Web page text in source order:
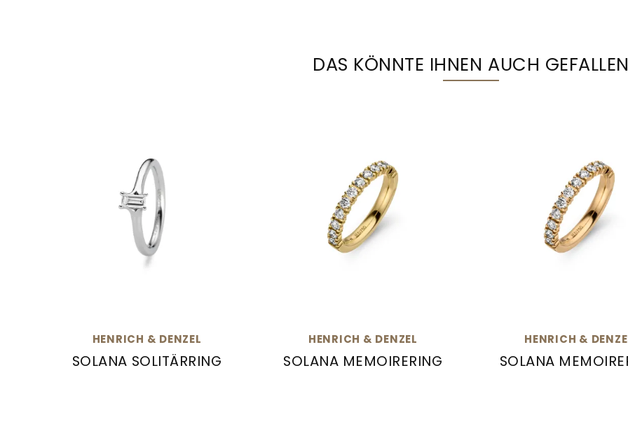
DAS KÖNNTE IHNEN AUCH GEFALLEN
HENRICH & DENZEL
SOLANA SOLITÄRRING
HENRICH & DENZEL
SOLANA MEMOIRERING
HENRICH &
SOLANA